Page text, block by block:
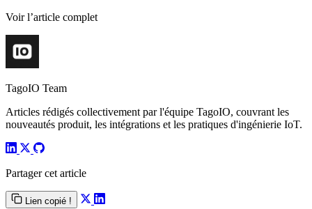
Voir l’article complet
TagoIO Team
Articles rédigés collectivement par l'équipe TagoIO, couvrant les
nouveautés produit, les intégrations et les pratiques d'ingénierie IoT.
Partager cet article
Lien copié !